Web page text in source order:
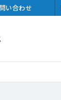
問い合わせ